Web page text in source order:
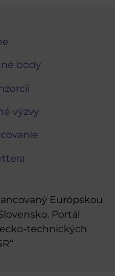
body
výzvy
Európskou
Portál
technických